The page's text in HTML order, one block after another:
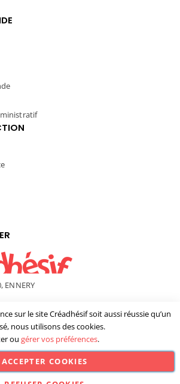
ENNERY
& 14h00 - 17h00
Droits Réservés.
sur le site Créadhésif soit aussi réussie qu’un
nous utilisons des cookies.
ou gérer vos préférences.
ACCEPTER COOKIES